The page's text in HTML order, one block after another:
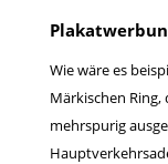
Wie wäre es
Märkischen Ring,
mehrspurig